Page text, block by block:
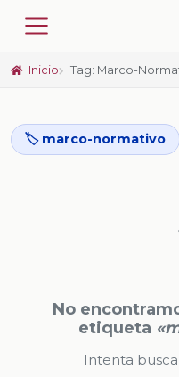
Inicio Tag: Marco-
🏷️ marco-normativo
No
etiqueta
Intenta